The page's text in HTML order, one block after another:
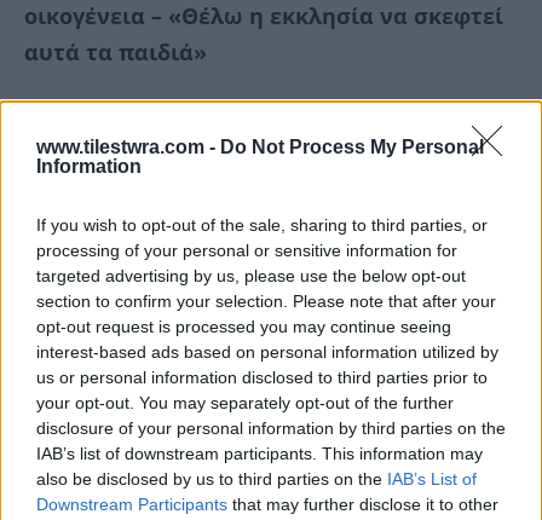
www.tilestwra.com - Do Not Process My Personal
Information
If you wish to opt-out of the sale, sharing to third parties, or
processing of your personal or sensitive information for
targeted advertising by us, please use the below opt-out
section to confirm your selection. Please note that after your
opt-out request is processed you may continue seeing
interest-based ads based on personal information utilized by
us or personal information disclosed to third parties prior to
your opt-out. You may separately opt-out of the further
disclosure of your personal information by third parties on the
IAB’s list of downstream participants. This information may
also be disclosed by us to third parties on the IAB’s List of
Downstream Participants that may further disclose it to other
οικογένεια – «Θέλω η εκκλησία να σκεφτεί
αυτά τα παιδιά»